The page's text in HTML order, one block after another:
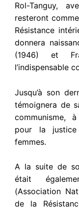
Rol-Tanguy,
resteront
Résistance
donnera
(1946) et
l’indispensable
Jusqu’à son
témoignera de
communisme,
pour la justice
femmes.
A la suite de
était
(Association
de la